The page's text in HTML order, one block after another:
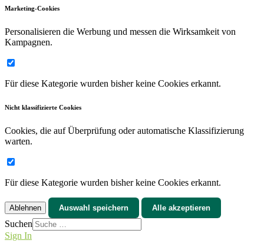
Marketing-Cookies
Personalisieren die Werbung und messen die Wirksamkeit von
Kampagnen.
Für diese Kategorie wurden bisher keine Cookies erkannt.
Nicht klassifizierte Cookies
Cookies, die auf Überprüfung oder automatische Klassifizierung
warten.
Für diese Kategorie wurden bisher keine Cookies erkannt.
Ablehnen Auswahl speichern Alle akzeptieren
Suchen
Sign In